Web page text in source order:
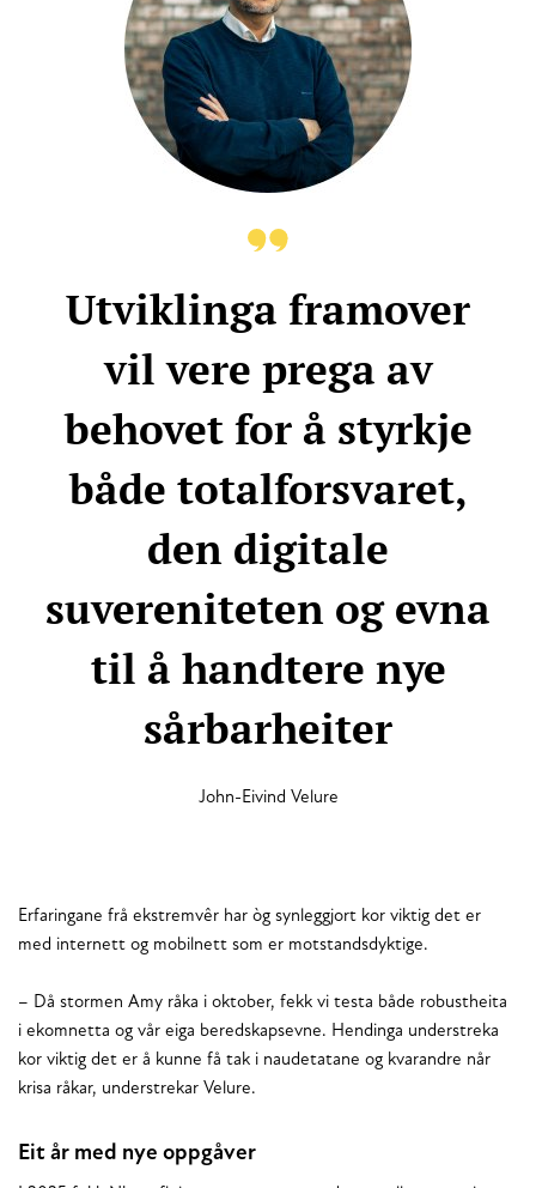
Utviklinga framover
vil vere prega av
behovet for å styrkje
både totalforsvaret,
den digitale
suvereniteten og evna
til å handtere nye
sårbarheiter
John-Eivind Velure
Erfaringane frå ekstremvêr har òg synleggjort kor viktig det er
med internett og mobilnett som er motstandsdyktige.
– Då stormen Amy råka i oktober, fekk vi testa både robustheita
i ekomnetta og vår eiga beredskapsevne. Hendinga understreka
kor viktig det er å kunne få tak i naudetatane og kvarandre når
krisa råkar, understrekar Velure.
Eit år med nye oppgåver